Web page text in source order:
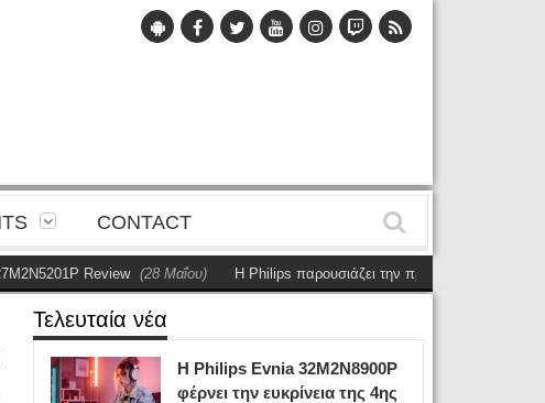
CONTACT
Review (28 Μαΐου) Η Philips παρουσιάζει την πρώτη αυτόνομη dual-sided
Τελευταία νέα
Η Philips Evnia 32M2N8900P
φέρνει την ευκρίνεια της 4ης